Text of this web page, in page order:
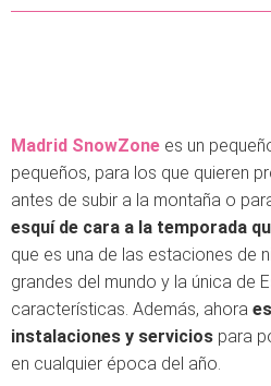
Madrid SnowZone es un
pequeños, para los que quieren
antes de subir a la montaña o
esquí de cara a la temporada
que es una de las estaciones de
grandes del mundo y la única de
características. Además, ahora
instalaciones y servicios para
en cualquier época del año.